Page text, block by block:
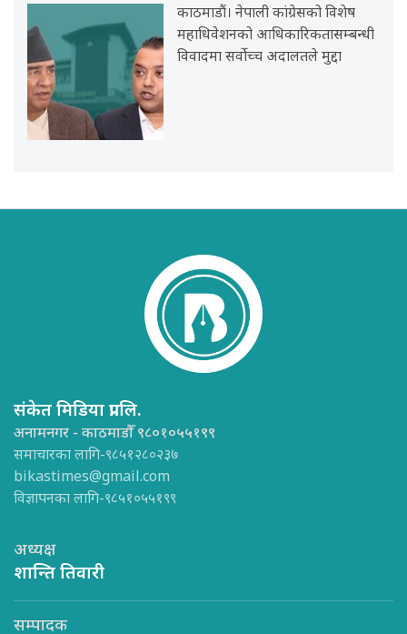
काठमाडौं। नेपाली कांग्रेसको विशेष
महाधिवेशनको आधिकारिकतासम्बन्धी
विवादमा सर्वोच्च अदालतले मुद्दा
संकेत मिडिया प्रा.लि.
अनामनगर - काठमाडौँ ९८०१०५५१९९
समाचारका लागि-९८५१२८०२३७
bikastimes@gmail.com
विज्ञापनका लागि-९८५१०५५१९९
अध्यक्ष
शान्ति तिवारी
सम्पादक